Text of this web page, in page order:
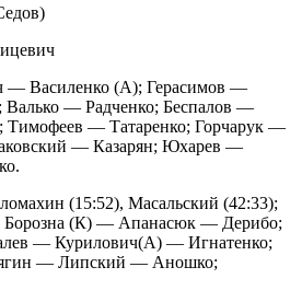
Василенко (А); Герасимов —
— Радченко; Беспалов —
— Татаренко; Горчарук —
— Казарян; Юхарев —
(15:52), Масальский (42:33);
(К) — Апанасюк — Дерибо;
— Курилович(А) — Игнатенко;
— Липский — Аношко;